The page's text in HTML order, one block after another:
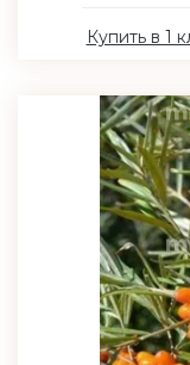
Купить в 1